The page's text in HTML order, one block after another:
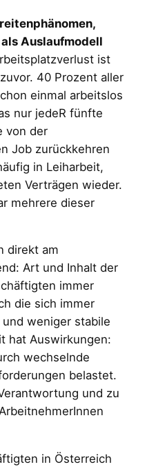
Auslaufmodell
ist
40 Prozent aller
einmal arbeitslos
nur jedeR fünfte
von der
Job zurückkehren
in Leiharbeit,
Verträgen wieder.
mehrere dieser
direkt am
Art und Inhalt der
immer
die sich immer
weniger stabile
hat Auswirkungen:
wechselnde
belastet.
und zu
in Österreich